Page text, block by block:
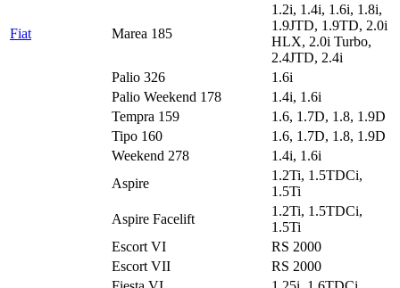
Fiat Marea 185
1.2i, 1.4i, 1.6i, 1.8i,
1.9JTD, 1.9TD, 2.0i
HLX, 2.0i Turbo,
2.4JTD, 2.4i
Palio 326
1.6i
Palio Weekend 178
1.4i, 1.6i
Tempra 159
1.6, 1.7D, 1.8, 1.9D
Tipo 160
1.6, 1.7D, 1.8, 1.9D
Weekend 278
1.4i, 1.6i
Aspire
1.2Ti, 1.5TDCi,
1.5Ti
Aspire Facelift
1.2Ti, 1.5TDCi,
1.5Ti
Escort VI
RS 2000
Escort VII
RS 2000